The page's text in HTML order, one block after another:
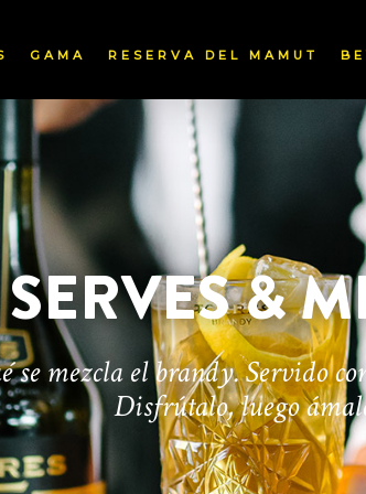
GAMA RESERVA DEL MAMUT
SERVES &
se mezcla el brandy. Servido
Disfrútalo, luego